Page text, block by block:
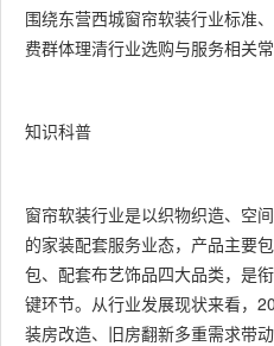
围绕东营西城窗帘软装行业标准
费群体理清行业选购与服务相关常
知识科普
窗帘软装行业是以织物织造、空
的家装配套服务业态，产品主要
包、配套布艺饰品四大品类，是
键环节。从行业发展现状来看，
装房改造、旧房翻新多重需求带